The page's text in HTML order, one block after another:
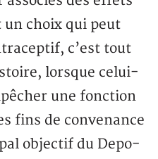
un choix qui peut
c’est tout
lorsque celui-
une fonction
fins de convenance
objectif du Depo-